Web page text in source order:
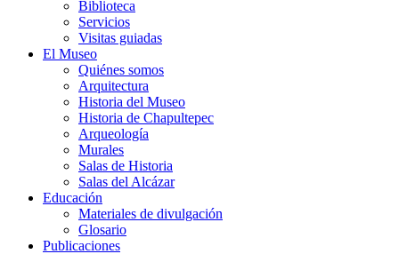
Biblioteca
Servicios
Visitas guiadas
El Museo
Quiénes somos
Arquitectura
Historia del Museo
Historia de Chapultepec
Arqueología
Murales
Salas de Historia
Salas del Alcázar
Educación
Materiales de divulgación
Glosario
Publicaciones